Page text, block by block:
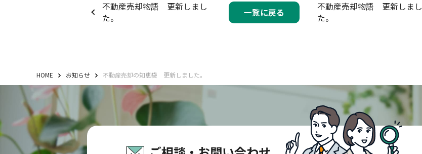
不動産売却物語 更新しまし
た。
一覧に戻る
不動産売却物語 更新しまし
た。
HOME お知らせ 不動産売却の知恵袋 更新しました。